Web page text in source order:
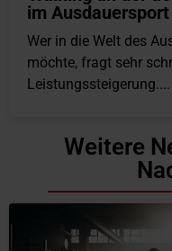
im Ausdauersport
Wer in die Welt des
möchte, fragt sehr
Leistungssteigerung....
Weitere